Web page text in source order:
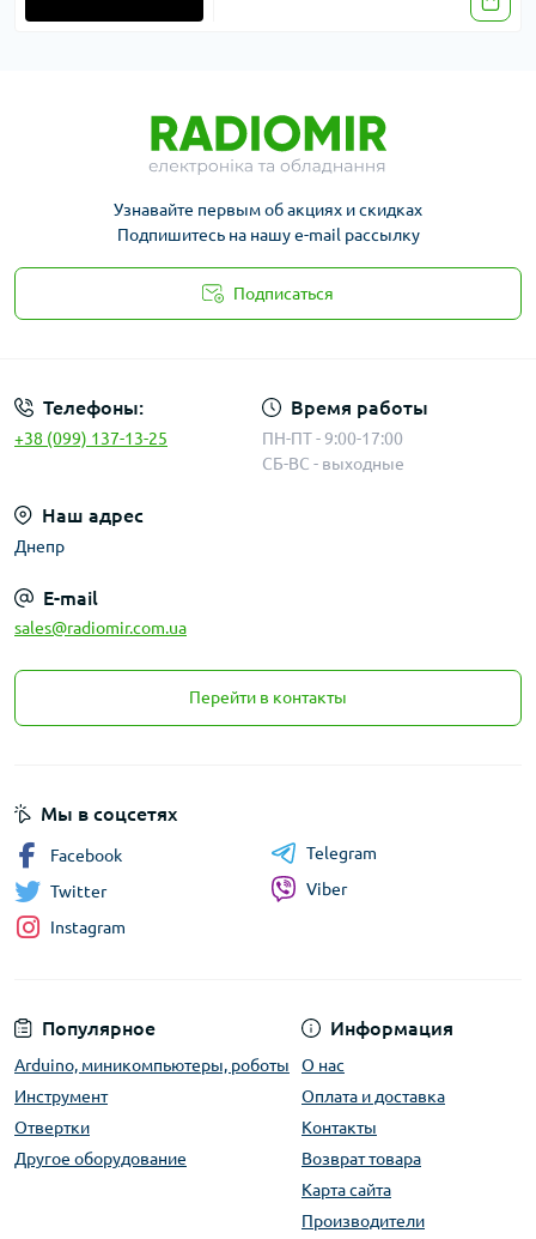
Узнавайте первым об акциях и скидках
Подпишитесь на нашу e-mail рассылку
Подписаться
Телефоны:
+38 (099) 137-13-25
Время работы
ПН-ПТ - 9:00-17:00
СБ-ВС - выходные
Наш адрес
Днепр
E-mail
sales@radiomir.com.ua
Перейти в контакты
Популярное
Arduino, миникомпьютеры, роботы
Инструмент
Отвертки
Другое оборудование
Информация
О нас
Оплата и доставка
Контакты
Возврат товара
Карта сайта
Производители
Мы в соцсетях
Facebook
Twitter
Instagram
Telegram
Viber